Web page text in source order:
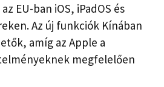
EU-ban iOS, iPadOS és
Az új funkciók Kínában
amíg az Apple a
megfelelően